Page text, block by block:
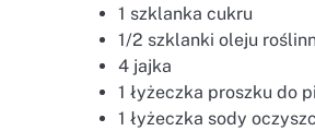
1 szklanka cukru
1/2 szklanki oleju
4 jajka
1 łyżeczka proszku do
1 łyżeczka sody